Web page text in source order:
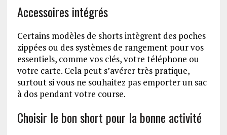
Accessoires intégrés
Certains modèles de shorts intègrent des poches
zippées ou des systèmes de rangement pour vos
essentiels, comme vos clés, votre téléphone ou
votre carte. Cela peut s’avérer très pratique,
surtout si vous ne souhaitez pas emporter un sac
à dos pendant votre course.
Choisir le bon short pour la bonne activité